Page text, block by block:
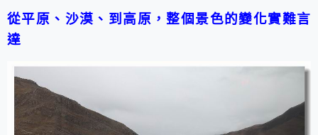
從平原、沙漠、到高原，整個景色的變化實難言
達